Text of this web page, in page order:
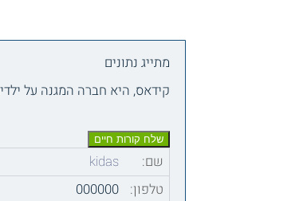
מתייג נתונים
קידאס, היא חברה המגנה על
שם:
kidas
טלפון: 000000